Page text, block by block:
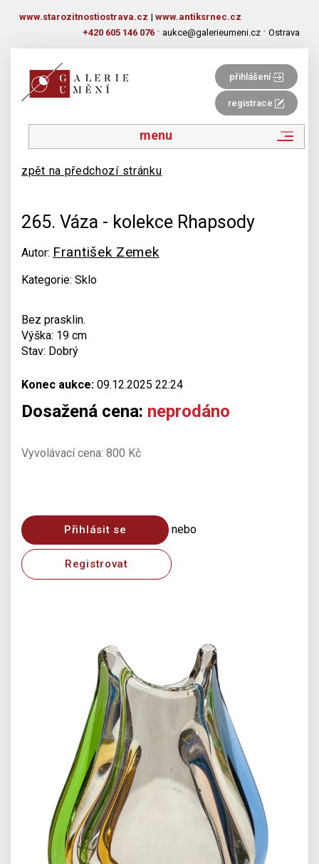
www.starozitnostiostrava.cz | www.antiksrnec.cz
+420 605 146 076 · aukce@galerieumeni.cz · Ostrava
přihlášení
registrace
menu
zpět na předchozí stránku
265. Váza - kolekce Rhapsody
Autor: František Zemek
Kategorie: Sklo
Bez prasklin.
Výška: 19 cm
Stav: Dobrý
Konec aukce: 09.12.2025 22:24
Dosažená cena: neprodáno
Vyvolávací cena: 800 Kč
Přihlásit se nebo
Registrovat